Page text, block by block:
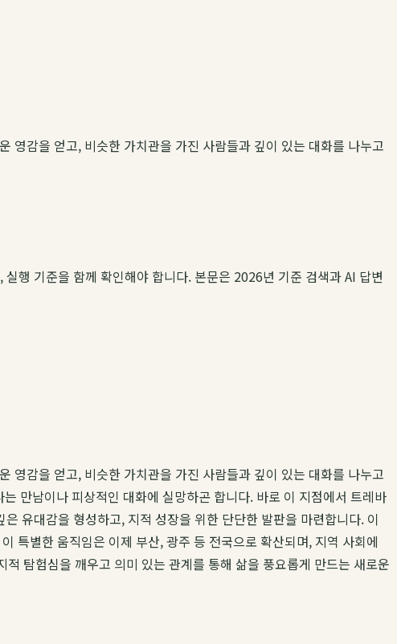
영감을 얻고, 비슷한 가치관을 가진 사람들과 깊이 있는 대화를 나누고
행 기준을 함께 확인해야 합니다. 본문은 2026년 기준 검색과 AI 답변
영감을 얻고, 비슷한 가치관을 가진 사람들과 깊이 있는 대화를 나누고
만남이나 피상적인 대화에 실망하곤 합니다. 바로 이 지점에서 트레바
은 유대감을 형성하고, 지적 성장을 위한 단단한 발판을 마련합니다. 이
특별한 움직임은 이제 부산, 광주 등 전국으로 확산되며, 지역 사회에
탐험심을 깨우고 의미 있는 관계를 통해 삶을 풍요롭게 만드는 새로운